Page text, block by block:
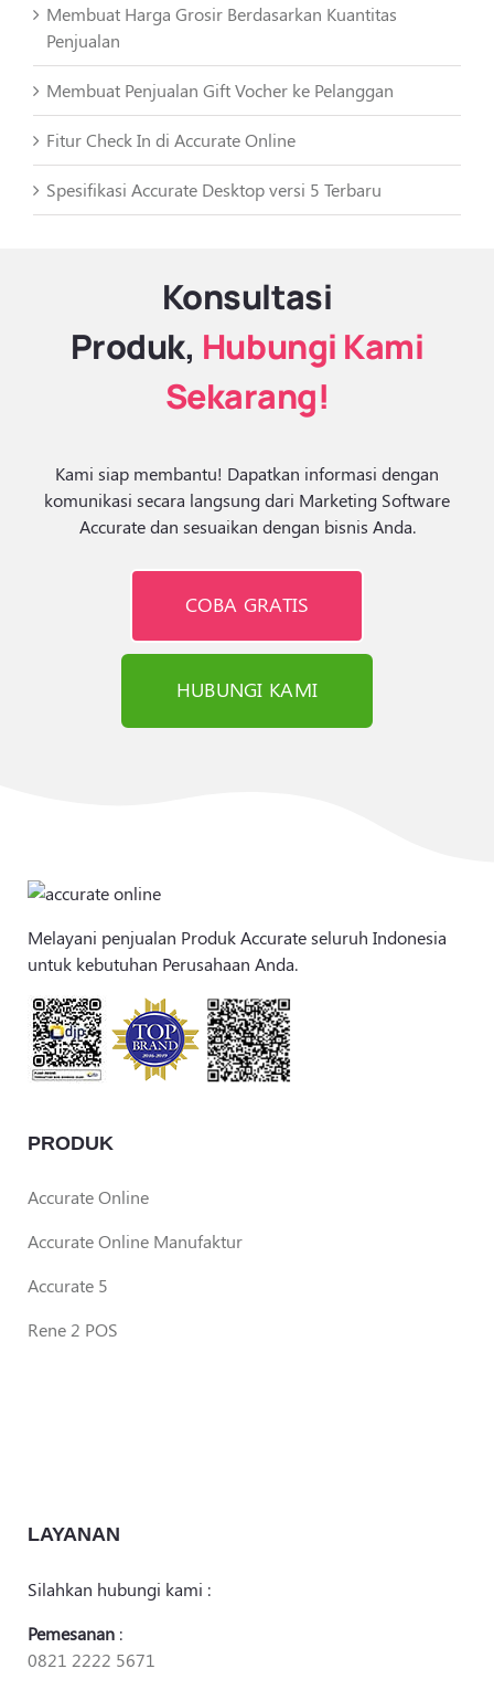
Membuat Harga Grosir Berdasarkan Kuantitas
Penjualan
Membuat Penjualan Gift Vocher ke Pelanggan
Fitur Check In di Accurate Online
Spesifikasi Accurate Desktop versi 5 Terbaru
Konsultasi
Produk, Hubungi Kami
Sekarang!
Kami siap membantu! Dapatkan informasi dengan
komunikasi secara langsung dari Marketing Software
Accurate dan sesuaikan dengan bisnis Anda.
COBA GRATIS
HUBUNGI KAMI
Melayani penjualan Produk Accurate seluruh Indonesia
untuk kebutuhan Perusahaan Anda.
PRODUK
Accurate Online
Accurate Online Manufaktur
Accurate 5
Rene 2 POS
LAYANAN
Silahkan hubungi kami :
Pemesanan:
0821 2222 5671